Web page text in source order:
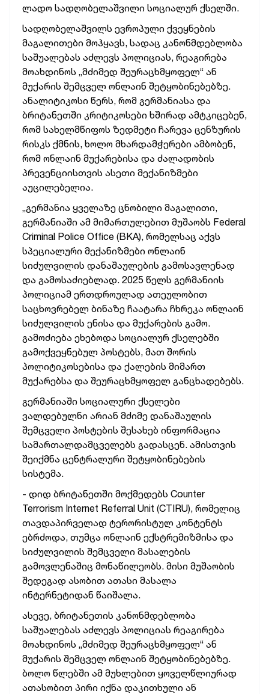
ლადო სადღობელაშვილი სოციალურ ქსელში.
სადღობელაშვილს ევროპული ქვეყნების
მაგალითები მოჰყავს, სადაც კანონმდებლობა
საშუალებას აძლევს პოლიციას, რეაგირება
მოახდინოს „მძიმედ შეურაცხმყოფელ“ ან
მუქარის შემცველ ონლაინ შეტყობინებებზე.
ანალიტიკოსი წერს, რომ გერმანიასა და
ბრიტანეთში კრიტიკოსები ხშირად ამტკიცებენ,
რომ სახელმწიფოს ზედმეტი ჩარევა ცენზურის
რისკს ქმნის, ხოლო მხარდამჭერები ამბობენ,
რომ ონლაინ მუქარებისა და ძალადობის
პრევენციისთვის ასეთი მექანიზმები
აუცილებელია.
„გერმანია ყველაზე ცნობილი მაგალითი,
გერმანიაში ამ მიმართულებით მუშაობს Federal
Criminal Police Office (BKA), რომელსაც აქვს
სპეციალური მექანიზმები ონლაინ
სიძულვილის დანაშაულების გამოსავლენად
და გამოსაძიებლად. 2025 წელს გერმანიის
პოლიციამ ერთდროულად ათეულობით
საცხოვრებელ ბინაზე ჩაატარა ჩხრეკა ონლაინ
სიძულვილის ენისა და მუქარების გამო.
გამოძიება ეხებოდა სოციალურ ქსელებში
გამოქვეყნებულ პოსტებს, მათ შორის
პოლიტიკოსებისა და ქალების მიმართ
მუქარებსა და შეურაცხმყოფელ განცხადებებს.
გერმანიაში სოციალური ქსელები
ვალდებულნი არიან მძიმე დანაშაულის
შემცველი პოსტების შესახებ ინფორმაცია
სამართალდამცველებს გადასცენ. ამისთვის
შეიქმნა ცენტრალური შეტყობინებების
სისტემა.
- დიდ ბრიტანეთში მოქმედებს Counter
Terrorism Internet Referral Unit (CTIRU), რომელიც
თავდაპირველად ტერორისტულ კონტენტს
ებრძოდა, თუმცა ონლაინ ექსტრემიზმისა და
სიძულვილის შემცველი მასალების
გამოვლენაშიც მონაწილეობს. მისი მუშაობის
შედეგად ასობით ათასი მასალა
ინტერნეტიდან წაიშალა.
ასევე, ბრიტანეთის კანონმდებლობა
საშუალებას აძლევს პოლიციას რეაგირება
მოახდინოს „მძიმედ შეურაცხმყოფელ“ ან
მუქარის შემცველ ონლაინ შეტყობინებებზე.
ბოლო წლებში ამ მუხლებით ყოველწლიურად
ათასობით პირი იქნა დაკითხული ან